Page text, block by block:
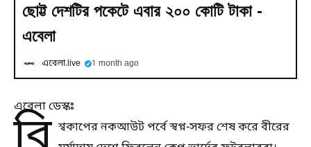
ছোট্ট দেশটির পকেটে এবার ২০০ কোটি টাকা -
এবেলা
এবেলা.live 1 month ago
এবেলা ডেস্কঃ
শ্বকাপের নকআউট পর্বে স্বপ্ন-সফর শেষ করে বীরের